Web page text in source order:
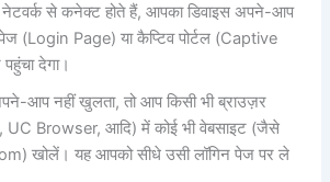
से कनेक्ट होते हैं, आपका डिवाइस अपने-आप
(Login Page) या कैप्टिव पोर्टल (Captive
देगा।
आप नहीं खुलता, तो आप किसी भी ब्राउज़र
Browser, आदि) में कोई भी वेबसाइट (जैसे
खोलें। यह आपको सीधे उसी लॉगिन पेज पर ले